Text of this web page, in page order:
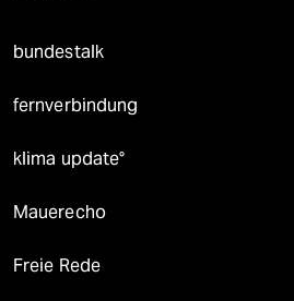
bundestalk
fernverbindung
klima update°
Mauerecho
Freie Rede